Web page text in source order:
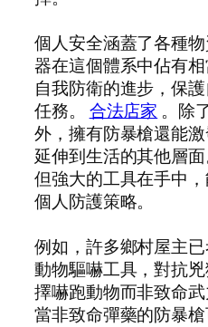
個人安全涵蓋了各種
器在這個體系中佔有
自我防衛的進步，保
任務。 合法店家 。除
外，擁有防暴槍還能
延伸到生活的其他層
但強大的工具在手中
個人防護策略。
例如，許多鄉村屋主
動物驅嚇工具，對抗
擇嚇跑動物而非致命
當非致命彈藥的防暴槍